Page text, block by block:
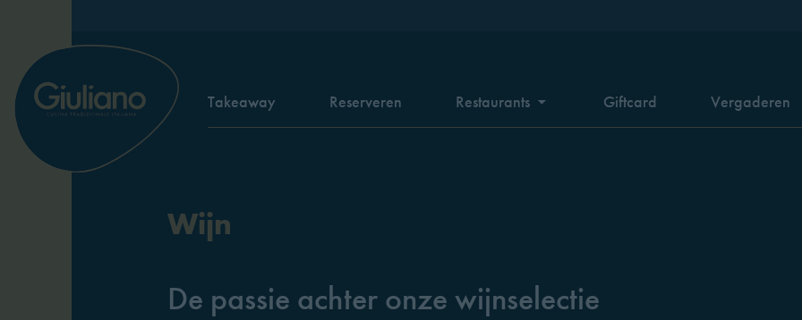
Takeaway Reserveren Restaurants Giftcard Vergaderen
Wijn
De passie achter onze wijnselectie